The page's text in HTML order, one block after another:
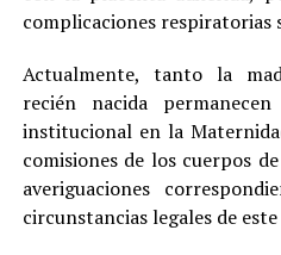
complicaciones respiratorias
Actualmente, tanto la
recién nacida
institucional en la
comisiones de los cuerpos
averiguaciones
circunstancias legales de